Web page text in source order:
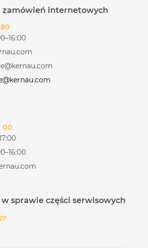
zamówień internetowych
00
sprawie części serwisowych